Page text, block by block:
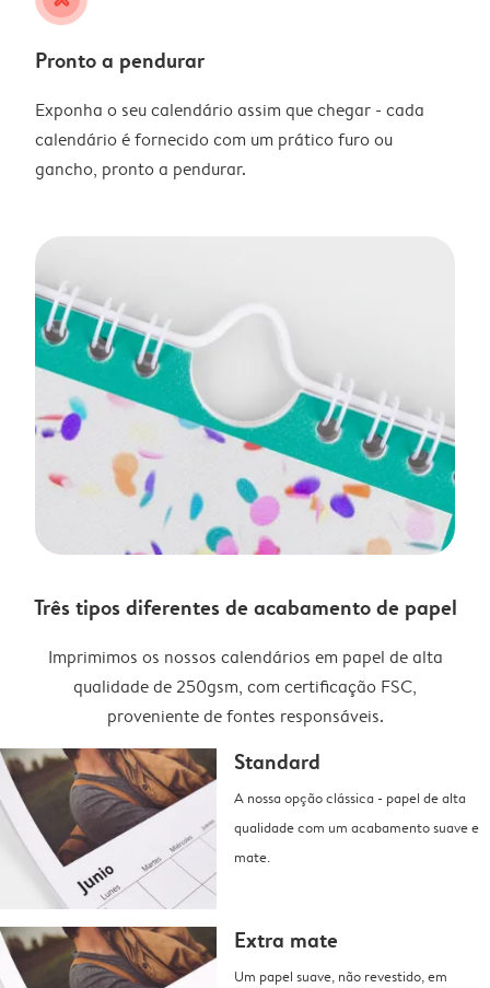
Pronto a pendurar
Exponha o seu calendário assim que chegar - cada
calendário é fornecido com um prático furo ou
gancho, pronto a pendurar.
Três tipos diferentes de acabamento de papel
Imprimimos os nossos calendários em papel de alta
qualidade de 250gsm, com certificação FSC,
proveniente de fontes responsáveis.
Standard
A nossa opção clássica - papel de alta
qualidade com um acabamento suave e
mate.
Extra mate
Um papel suave, não revestido, em